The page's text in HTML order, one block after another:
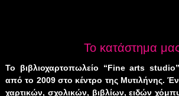
Το κατάστημα
Το βιβλιοχαρτοπωλείο “Fine arts studio”
από το 2009 στο κέντρο της Μυτιλήνης.
χαρτικών, σχολικών, βιβλίων, ειδών